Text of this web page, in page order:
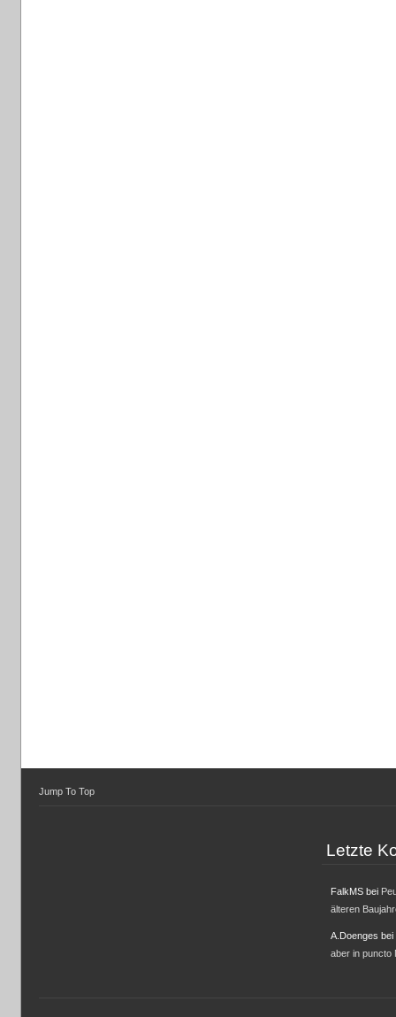
Jump To Top
Letzte
FalkMSbei
älteren
A.Doenges bei
aber in puncto